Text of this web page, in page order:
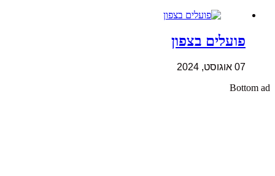
פועלים בצפון
07 אוגוסט, 2024
Bottom ad